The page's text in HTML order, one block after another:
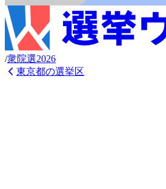
/衆院選2026
東京都の選挙区